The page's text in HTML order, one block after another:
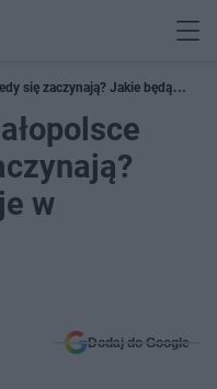
się zaczynają? Jakie będą
w
Dodaj do Google